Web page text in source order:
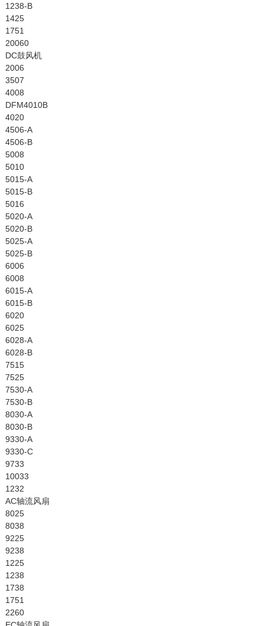
1238-B
1425
1751
20060
DC鼓风机
2006
3507
4008
DFM4010B
4020
4506-A
4506-B
5008
5010
5015-A
5015-B
5016
5020-A
5020-B
5025-A
5025-B
6006
6008
6015-A
6015-B
6020
6025
6028-A
6028-B
7515
7525
7530-A
7530-B
8030-A
8030-B
9330-A
9330-C
9733
10033
1232
AC轴流风扇
8025
8038
9225
9238
1225
1238
1738
1751
2260